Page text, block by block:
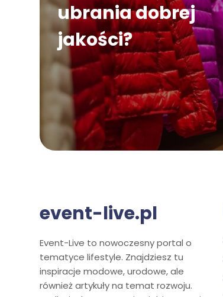
ubrania dobrej
jakości?
event-live.pl
Event-Live to nowoczesny portal o
tematyce lifestyle. Znajdziesz tu
inspiracje modowe, urodowe, ale
również artykuły na temat rozwoju.